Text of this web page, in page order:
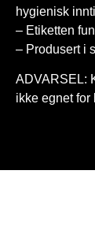
hygienisk
– Etiketten
– Produsert i
ADVARSEL:
ikke egnet for